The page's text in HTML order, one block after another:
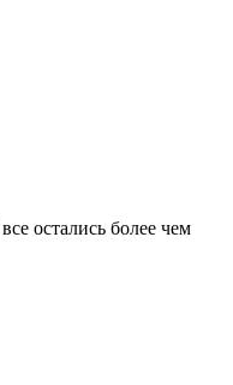
остались более чем